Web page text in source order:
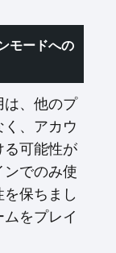
モードへの
、他のプ
、アカウ
る可能性が
でのみ使
保ちまし
をプレイ